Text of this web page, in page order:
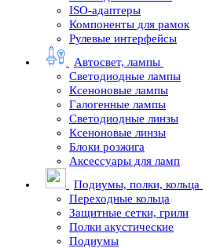
ISO-адаптеры
Компоненты для рамок
Рулевые интерфейсы
Автосвет, лампы
Светодиодные лампы
Ксеноновые лампы
Галогенные лампы
Светодиодные линзы
Ксеноновые линзы
Блоки розжига
Аксессуары для ламп
Подиумы, полки, кольца
Переходные кольца
Защитные сетки, грили
Полки акустические
Подиумы